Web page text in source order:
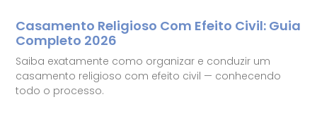
Casamento Religioso Com Efeito Civil: Guia
Completo 2026
Saiba exatamente como organizar e conduzir um
casamento religioso com efeito civil — conhecendo
todo o processo.